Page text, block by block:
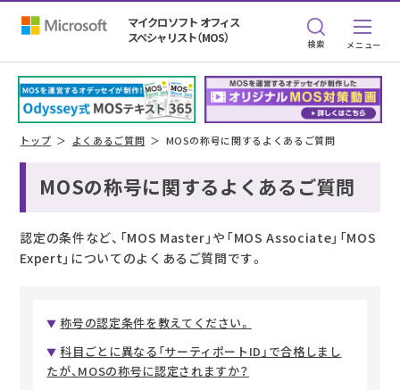
マイクロソフト オフィス
スペシャリスト（MOS）
検索
トップ よくあるご質問 MOSの称号に関するよくあるご質問
MOSの称号に関するよくあるご質問
認定の条件など、「MOS Master」や「MOS Associate」「MOS
Expert」についてのよくあるご質問です。
称号の認定条件を教えてください。
科目ごとに異なる「サーティポートID」で合格しまし
たが、MOSの称号に認定されますか？